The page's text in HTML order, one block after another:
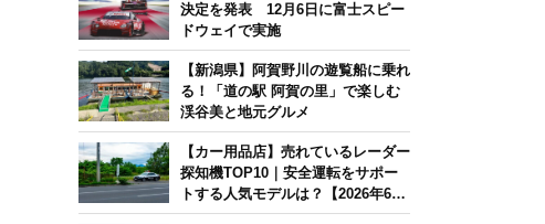
決定を発表 12月6日に富士スピー
ドウェイで実施
【新潟県】阿賀野川の遊覧船に乗れ
る！「道の駅 阿賀の里」で楽しむ
渓谷美と地元グルメ
【カー用品店】売れているレーダー
探知機TOP10｜安全運転をサポー
トする人気モデルは？【2026年6月
版】